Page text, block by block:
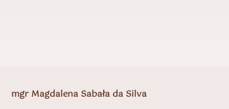
mgr Magdalena Sabała da Silva